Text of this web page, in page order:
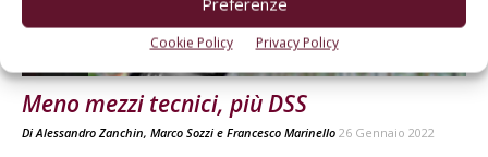
Cookie Policy Privacy Policy
Meno mezzi tecnici, più DSS
Di Alessandro Zanchin, Marco Sozzi e Francesco Marinello 26 Gennaio 2022